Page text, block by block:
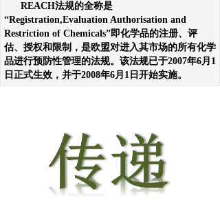
REACH法规的全称是
“Registration,Evaluation Authorisation and
Restriction of Chemicals”即化学品的注册、评
估、授权和限制，是欧盟对进入其市场的所有化学
品进行预防性管理的法规。该法规已于2007年6月1
日正式生效，并于2008年6月1日开始实施。